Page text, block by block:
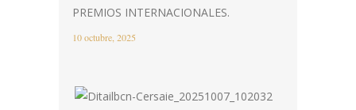
PREMIOS INTERNACIONALES.
10 octubre, 2025